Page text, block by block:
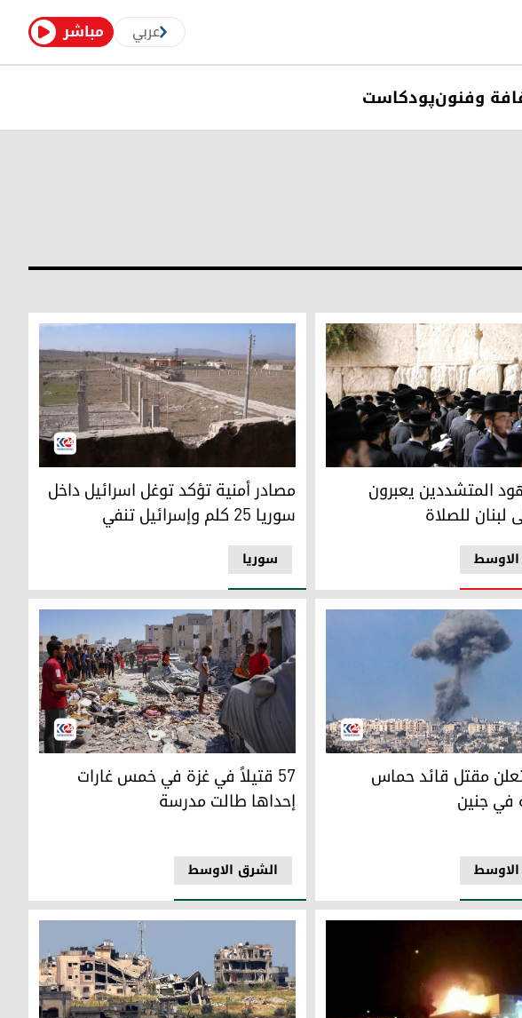
مباشر عربي
وفنونپودکاست
المتشددين يعبرون الحدود إلى لبنان للصلاة
المتشددين يعبرون
لبنان للصلاة
مصادر أمنية تؤكد توغل اسرائيل داخل سوريا 25 كلم وإسرائيل تنفي
سوریا
مصادر أمنية تؤكد توغل اسرائيل داخل
سوريا 25 كلم وإسرائيل تنفي
والدقيقة" في لبنان
مقتل قائد حماس ومرافقيه في جنين
مقتل قائد حماس
في جنين
57 قتيلاً في غزة في خمس غارات إحداها طالت مدرسة
الشرق الاوسط
57 قتيلاً في غزة في خمس غارات
إحداها طالت مدرسة